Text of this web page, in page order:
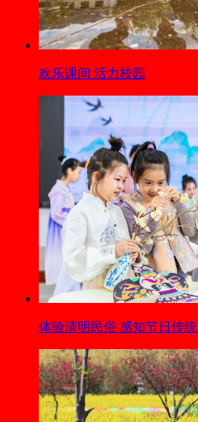
欢乐课间 活力校园
体验清明民俗 感知节日传统